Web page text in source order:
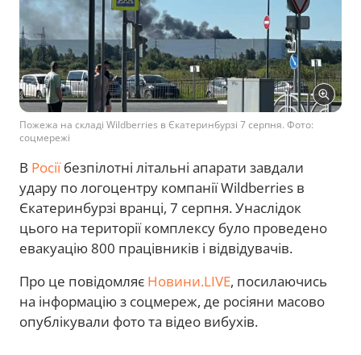
Пожежа на складі Wildberries в Єкатеринбурзі 7 серпня. Фото:
соцмережі
В Росіїбезпілотні літальні апарати завдали
удару по логоцентру компанії Wildberries в
Єкатеринбурзі вранці, 7 серпня. Унаслідок
цього на території комплексу було проведено
евакуацію 800 працівників і відвідувачів.
Про це повідомляє Новини.LIVE, посилаючись
на інформацію з соцмереж, де росіяни масово
опублікували фото та відео вибухів.